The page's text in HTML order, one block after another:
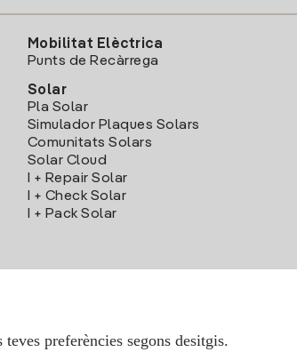
Mobilitat Elèctrica
Punts de Recàrrega
Solar
Pla Solar
Simulador Plaques Solars
Comunitats Solars
Solar Cloud
I + Repair Solar
I + Check Solar
I + Pack Solar
preferències segons desitgis.